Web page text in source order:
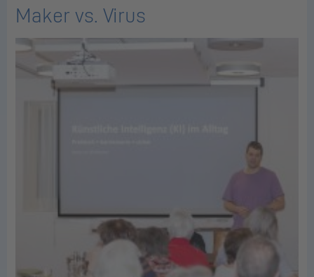
Maker vs. Virus